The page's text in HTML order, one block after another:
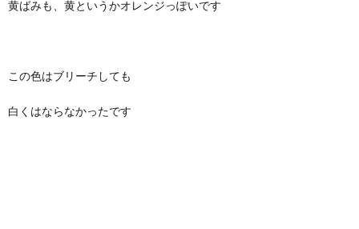
黄ばみも、黄というかオレンジっぽいです
この色はブリーチしても
白くはならなかったです